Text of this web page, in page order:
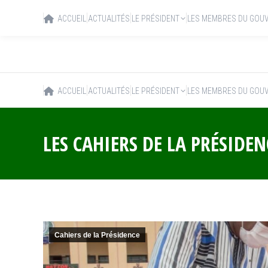
ACCUEIL ACTUALITÉS LE PRÉSIDENT LES MEMBRES DU
LES CAHIERS DE LA
Cahiers de la Présidence
ACCUEIL ACTUALITÉS LE PRÉSIDENT LES MEMBRES DU